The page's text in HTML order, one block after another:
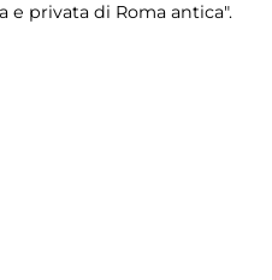
e privata di Roma antica".